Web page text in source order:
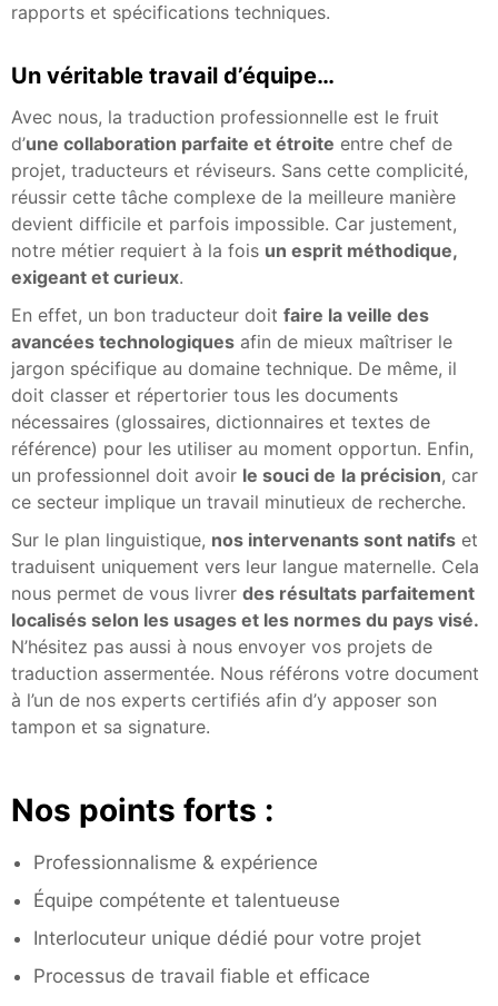
rapports et spécifications techniques.
Un véritable travail d’équipe…
Avec nous, la traduction professionnelle est le fruit
d’une collaboration parfaite et étroite entre chef de
projet, traducteurs et réviseurs. Sans cette complicité,
réussir cette tâche complexe de la meilleure manière
devient difficile et parfois impossible. Car justement,
notre métier requiert à la fois un esprit méthodique,
exigeant et curieux.
En effet, un bon traducteur doit faire la veille des
avancées technologiques afin de mieux maîtriser le
jargon spécifique au domaine technique. De même, il
doit classer et répertorier tous les documents
nécessaires (glossaires, dictionnaires et textes de
référence) pour les utiliser au moment opportun. Enfin,
un professionnel doit avoir le souci de la précision, car
ce secteur implique un travail minutieux de recherche.
Sur le plan linguistique, nos intervenants sont natifs et
traduisent uniquement vers leur langue maternelle. Cela
nous permet de vous livrer des résultats parfaitement
localisés selon les usages et les normes du pays visé.
N’hésitez pas aussi à nous envoyer vos projets de
traduction assermentée. Nous référons votre document
à l’un de nos experts certifiés afin d’y apposer son
tampon et sa signature.
Nos points forts :
Professionnalisme & expérience
Équipe compétente et talentueuse
Interlocuteur unique dédié pour votre projet
Processus de travail fiable et efficace